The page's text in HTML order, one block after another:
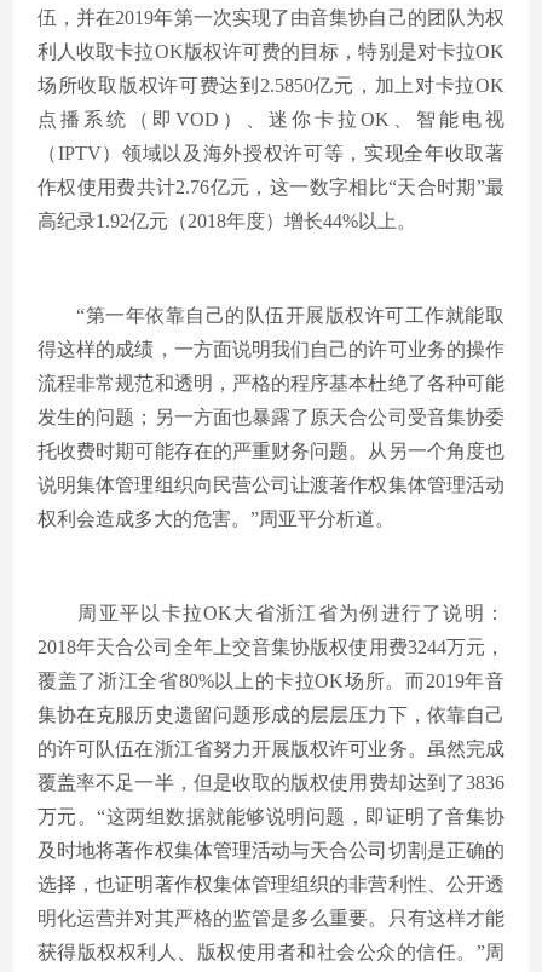
伍，并在2019年第一次实现了由音集协自己的团队为权
利人收取卡拉OK版权许可费的目标，特别是对卡拉OK
场所收取版权许可费达到2.5850亿元，加上对卡拉OK
点播系统（即VOD）、迷你卡拉OK、智能电视
（IPTV）领域以及海外授权许可等，实现全年收取著
作权使用费共计2.76亿元，这一数字相比“天合时期”最
高纪录1.92亿元（2018年度）增长44%以上。
“第一年依靠自己的队伍开展版权许可工作就能取
得这样的成绩，一方面说明我们自己的许可业务的操作
流程非常规范和透明，严格的程序基本杜绝了各种可能
发生的问题；另一方面也暴露了原天合公司受音集协委
托收费时期可能存在的严重财务问题。从另一个角度也
说明集体管理组织向民营公司让渡著作权集体管理活动
权利会造成多大的危害。”周亚平分析道。
周亚平以卡拉OK大省浙江省为例进行了说明：
2018年天合公司全年上交音集协版权使用费3244万元，
覆盖了浙江全省80%以上的卡拉OK场所。而2019年音
集协在克服历史遗留问题形成的层层压力下，依靠自己
的许可队伍在浙江省努力开展版权许可业务。虽然完成
覆盖率不足一半，但是收取的版权使用费却达到了3836
万元。“这两组数据就能够说明问题，即证明了音集协
及时地将著作权集体管理活动与天合公司切割是正确的
选择，也证明著作权集体管理组织的非营利性、公开透
明化运营并对其严格的监管是多么重要。只有这样才能
获得版权权利人、版权使用者和社会公众的信任。”周